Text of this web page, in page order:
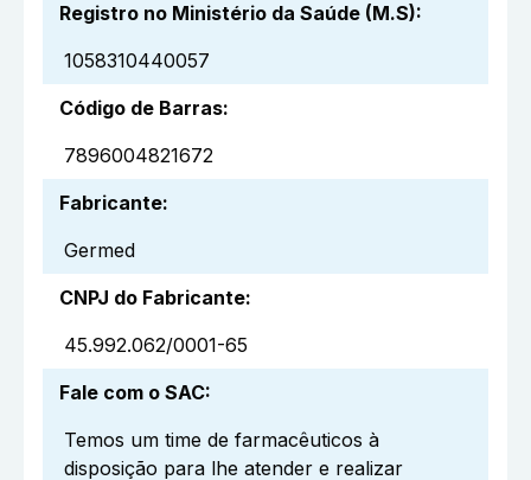
Registro no Ministério da Saúde (M.S):
1058310440057
Código de Barras:
7896004821672
Fabricante:
Germed
CNPJ do Fabricante:
45.992.062/0001-65
Fale com o SAC:
Temos um time de farmacêuticos à
disposição para lhe atender e realizar